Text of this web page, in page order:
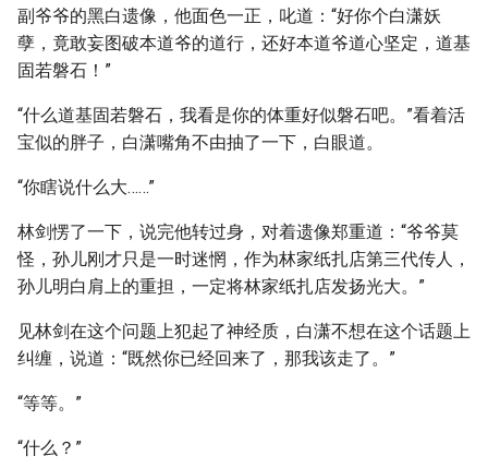
副爷爷的黑白遗像，他面色一正，叱道：“好你个白潇妖
孽，竟敢妄图破本道爷的道行，还好本道爷道心坚定，道基
固若磐石！”
“什么道基固若磐石，我看是你的体重好似磐石吧。”看着活
宝似的胖子，白潇嘴角不由抽了一下，白眼道。
“你瞎说什么大……”
林剑愣了一下，说完他转过身，对着遗像郑重道：“爷爷莫
怪，孙儿刚才只是一时迷惘，作为林家纸扎店第三代传人，
孙儿明白肩上的重担，一定将林家纸扎店发扬光大。”
见林剑在这个问题上犯起了神经质，白潇不想在这个话题上
纠缠，说道：“既然你已经回来了，那我该走了。”
“等等。”
“什么？”